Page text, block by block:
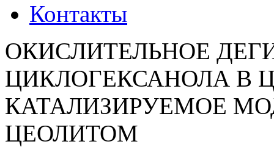
Контакты
ОКИСЛИТЕЛЬНОЕ
ЦИКЛОГЕКСАНОЛА В
КАТАЛИЗИРУЕМОЕ
ЦЕОЛИТОМ